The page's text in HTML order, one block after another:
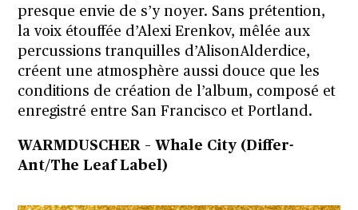
presque envie de s’y noyer. Sans prétention,
la voix étouffée d’Alexi Erenkov, mêlée aux
percussions tranquilles d’AlisonAlderdice,
créent une atmosphère aussi douce que les
conditions de création de l’album, composé et
enregistré entre San Francisco et Portland.
WARMDUSCHER – Whale City (Differ-
Ant/The Leaf Label)